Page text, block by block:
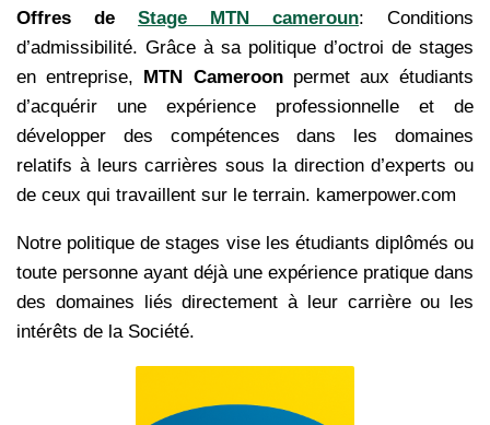
Offres de Stage MTN cameroun: Conditions
d’admissibilité. Grâce à sa politique d’octroi de stages
en entreprise, MTN Cameroonpermet aux étudiants
d’acquérir une expérience professionnelle et de
développer des compétences dans les domaines
relatifs à leurs carrières sous la direction d’experts ou
de ceux qui travaillent sur le terrain. kamerpower.com
Notre politique de stages vise les étudiants diplômés ou
toute personne ayant déjà une expérience pratique dans
des domaines liés directement à leur carrière ou les
intérêts de la Société.